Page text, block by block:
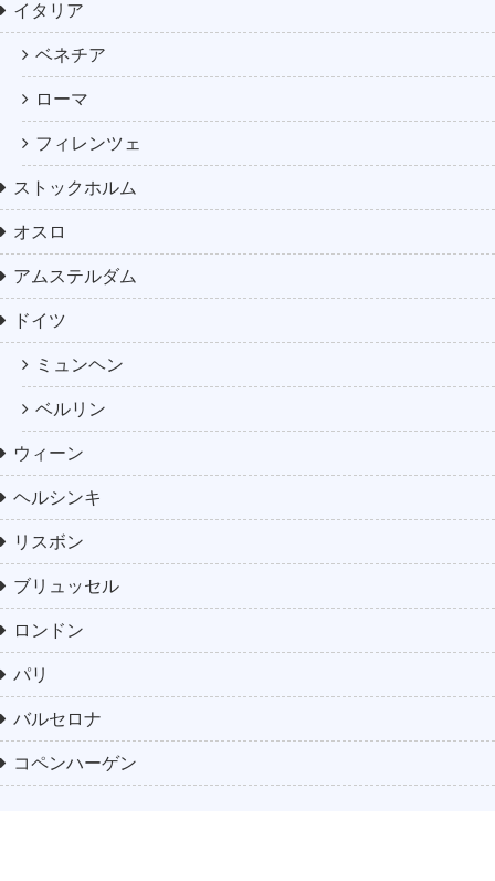
イタリア
ベネチア
ローマ
フィレンツェ
ストックホルム
オスロ
アムステルダム
ドイツ
ミュンヘン
ベルリン
ウィーン
ヘルシンキ
リスボン
ブリュッセル
ロンドン
パリ
バルセロナ
コペンハーゲン